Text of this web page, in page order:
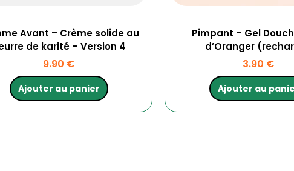
Avant – Crème solide au
de karité – Version 4
9.90 €
Ajouter au panier
Pimpant – Gel
d’Oranger
3.90 €
Ajouter au